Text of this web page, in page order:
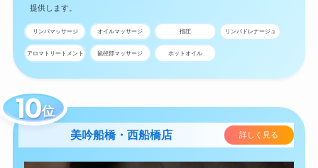
提供します。
リンパマッサージ オイルマッサージ 指圧 リンパドレナージュ
アロマトリートメント 鼠径部マッサージ ホットオイル
位
美吟船橋・西船橋店 詳しく見る